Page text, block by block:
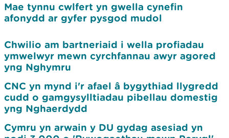
Mae tynnu cwlfert yn gwella cynefin
afonydd ar gyfer pysgod mudol
Chwilio am bartneriaid i wella profiadau
ymwelwyr mewn cyrchfannau awyr agored
yng Nghymru
CNC yn mynd i'r afael â bygythiad llygredd
cudd o gamgysylltiadau pibellau domestig
yng Nghaerdydd
Cymru yn arwain y DU gydag asesiad yn